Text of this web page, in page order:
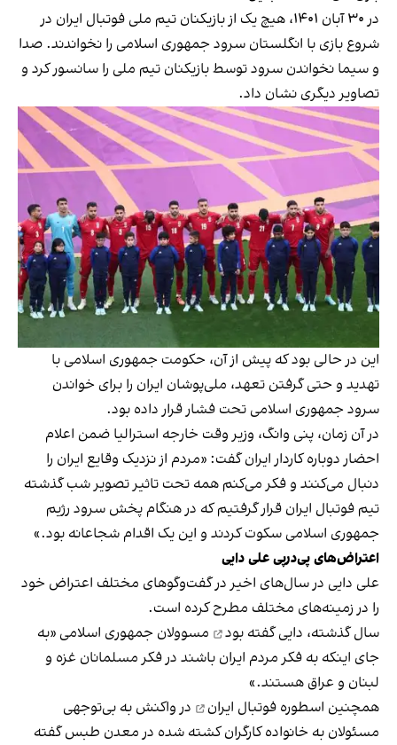
در ۳۰ آبان ۱۴۰۱، هیچ یک از بازیکنان تیم ملی فوتبال ایران در
شروع بازی با انگلستان سرود جمهوری اسلامی را نخواندند. صدا
و سیما نخواندن سرود توسط بازیکنان تیم ملی را سانسور کرد و
تصاویر دیگری نشان داد.
این در حالی بود که پیش از آن، حکومت جمهوری اسلامی با
تهدید و حتی گرفتن تعهد، ملی‌پوشان ایران را برای خواندن
سرود جمهوری اسلامی تحت فشار قرار داده بود.
در آن زمان، پنی وانگ، وزیر وقت خارجه استرالیا ضمن اعلام
احضار دوباره کاردار ایران گفت: «مردم از نزدیک وقایع ایران را
دنبال می‌کنند و فکر می‌کنم همه تحت تاثیر تصویر شب گذشته
تیم فوتبال ایران قرار گرفتیم که در هنگام پخش سرود رژیم
جمهوری اسلامی سکوت کردند و این یک اقدام شجاعانه بود.»
اعتراض‌های پی‌درپی علی دایی
علی دایی در سال‌های اخیر در گفت‌وگوهای مختلف اعتراض خود
را در زمینه‌های مختلف مطرح کرده است.
سال گذشته، دایی گفته بود
مسوولان جمهوری اسلامی «به
جای اینکه به فکر مردم ایران باشند در فکر مسلمانان غزه و
لبنان و عراق هستند.»
همچنین اسطوره فوتبال ایران
در واکنش به بی‌توجهی
مسئولان به خانواده کارگران کشته شده در معدن طبس گفته